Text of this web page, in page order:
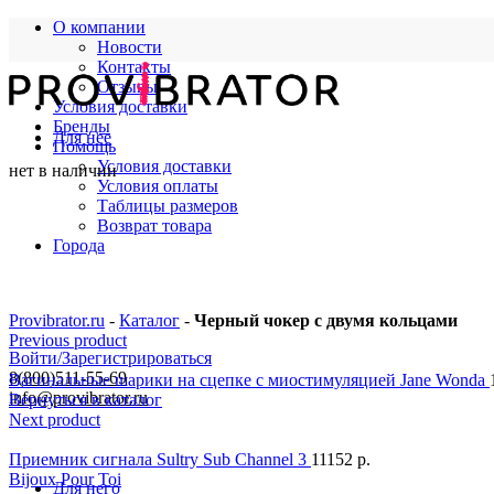
О компании
Новости
Контакты
Отзывы
Условия доставки
Бренды
Помощь
Условия доставки
Условия оплаты
Таблицы размеров
Возврат товара
Города
Войти/Зарегистрироваться
8(800)511-55-69
info@provibrator.ru
Для нее
Для него
нет в наличии
Provibrator.ru - Каталог - Черный чокер с двумя кольцами
Previous product
Вагинальные шарики на сцепке с миостимуляцией Jane Wonda
Вернуться в каталог
Next product
Приемник сигнала Sultry Sub Channel 3 11152 р.
Bijoux Pour Toi